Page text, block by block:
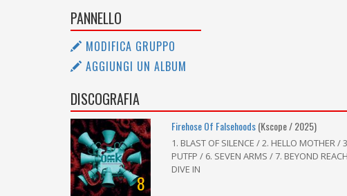
PANNELLO
MODIFICA GRUPPO
AGGIUNGI UN ALBUM
DISCOGRAFIA
8
Firehose Of Falsehoods(Kscope / 2025)
1. BLAST OF SILENCE / 2. HELLO MOTHER
PUTFP / 6. SEVEN ARMS / 7. BEYOND
DIVE IN